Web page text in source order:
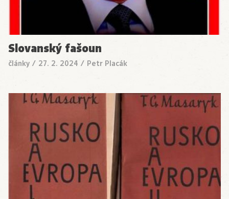
Slovanský fašoun
články / 27. 2. 2024 / Petr Placák